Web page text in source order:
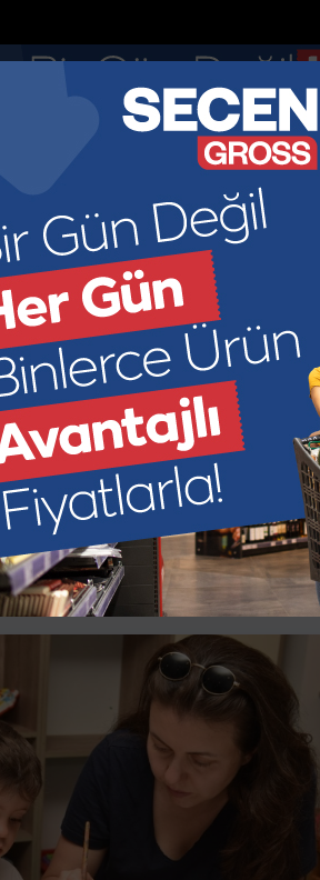
Nöbetçi Eczaneler
DOLAR
44.895
EURO
52.8913
KÜLTÜR SANAT SAĞLIK
EĞİTİM
ANA SAYFA EĞİTİM